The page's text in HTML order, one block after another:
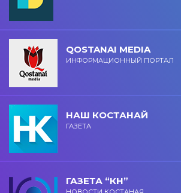
QOSTANAI MEDIA
ИНФОРМАЦИОННЫЙ ПОРТАЛ
НАШ КОСТАНАЙ
ГАЗЕТА
ГАЗЕТА “КН”